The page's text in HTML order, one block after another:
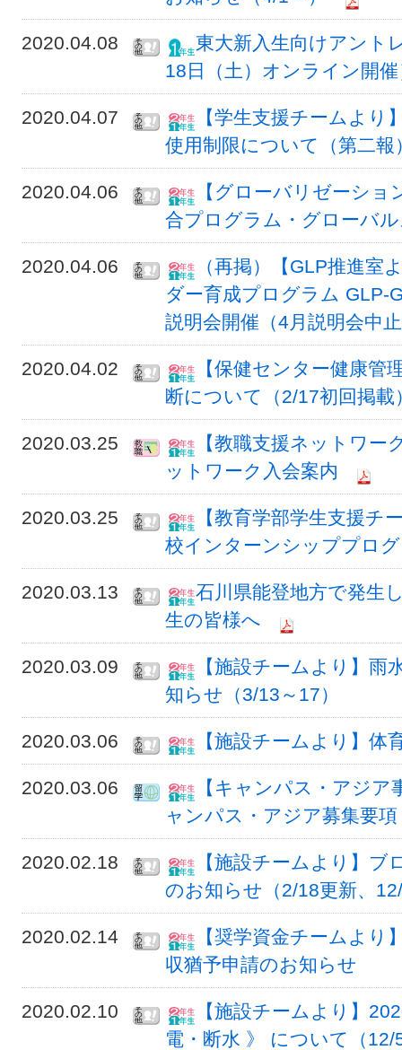
2020.04.08
東大新入生向けアント
18日（土）オンライン開催
2020.04.07
【学生支援チームより
使用制限について（第二報
2020.04.06
【グローバリゼーシ
合プログラム・グローバ
2020.04.06
（再掲）【GLP推進室
ダー育成プログラム GLP-
説明会開催（4月説明会中
2020.04.02
【保健センター健康管
断について（2/17初回掲載
2020.03.25
【教職支援ネットワー
ットワーク入会案内
2020.03.25
【教育学部学生支援チ
校インターンシッププロ
2020.03.13
石川県能登地方で発生
生の皆様へ
2020.03.09
【施設チームより】雨
知らせ（3/13～17）
2020.03.06 【施設チームより】体
2020.03.06
【キャンパス・アジ
ャンパス・アジア募集要
2020.02.18
【施設チームより】
のお知らせ（2/18更新、
2020.02.14
【奨学資金チームより
収猶予申請のお知らせ
2020.02.10
【施設チームより】
電・断水 》 について（12/